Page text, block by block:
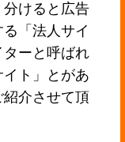
けると広告
「法人サイ
ターと呼ばれ
ト」とがあ
紹介させて頂